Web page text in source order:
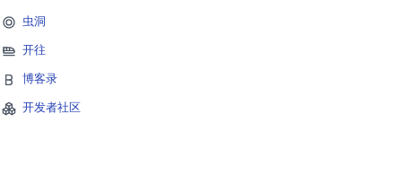
虫洞
开往
博客录
开发者社区